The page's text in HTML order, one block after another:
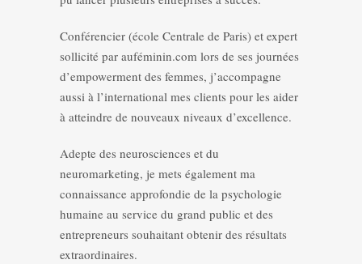
Conférencier (école Centrale de Paris) et expert
sollicité par auféminin.com lors de ses journées
d’empowerment des femmes, j’accompagne
aussi à l’international mes clients pour les aider
à atteindre de nouveaux niveaux d’excellence.
Adepte des neurosciences et du
neuromarketing, je mets également ma
connaissance approfondie de la psychologie
humaine au service du grand public et des
entrepreneurs souhaitant obtenir des résultats
extraordinaires.